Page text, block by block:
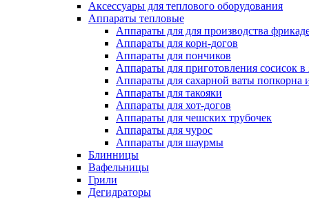
Аксессуары для теплового оборудования
Аппараты тепловые
Аппараты для для производства
Аппараты для корн-догов
Аппараты для пончиков
Аппараты для приготовления сосисок в
Аппараты для сахарной ваты попкорна
Аппараты для такояки
Аппараты для хот-догов
Аппараты для чешских трубочек
Аппараты для чурос
Аппараты для шаурмы
Блинницы
Вафельницы
Грили
Дегидраторы